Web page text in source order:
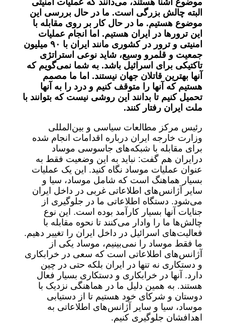
موضوع آشنا هستند، می‌دانند که عملیات امنیتی
البته چالش بزرگی است. ما در حال بررسی این
موضوع هستیم. ما در حال کار بر روی مقابله با
این ترور‌ها در ایران هستیم. اما انجام عملیات
امنیتی و ترور در کشوری مانند ایران با ۹۰ میلیون
جمعیت و قلمرو وسیع، شاید نوعی استراتژی
تاکتیکی برای اسرائیل باشد. به شما نمی‌گویم که
آنها بهترین قاتلان جهان نیستند. اما ما مصمم
هستیم که آنها را متوقف کنیم و درد را به آنها
تحمیل کنیم تا بدانند این روشی نیست که بتوانند با
ملت ایران رفتار کنند.
رئیس مرکز مطالعات سیاسی و بین‌المللی
وزارت خارجه ایران درباره اقدامات انجام شده
برای مقابله با شبکه‌های جاسوسی موساد
درایران هم گفت: نباید به این وضعیت فقط به
عنوان عملیات موساد نگاه کنید. این یک عملیات
بسیار هماهنگ است که شامل موساد، سیا و
سایر آژانس‌های اطلاعاتی غربی در داخل ایران
می‌شود. دستگاه اطلاعاتی ما در جلوگیری از
جنایات آنها بسیار کارآمد بوده است. این نوع
چالش‌ها ما را وادار می‌کنند تا نحوه مقابله با
فعالیت‌های اسرائیل در داخل ایران را تغییر دهیم.
ما فقط موساد را نمی‌بینیم، موساد یکی از
آژانس‌های اطلاعاتی است که سعی در خرابکاری
و دستکاری نه تنها در ایران بلکه حتی در چین
دارد. آنها در خرابکاری و دستکاری بسیار فعال
هستند. به همین دلیل ما در هماهنگی نزدیک با
دوستان و شرکای خود هستیم تا از دستیابی
موساد، سیا و سایر آژانس‌های اطلاعاتی به
اهدافشان جلوگیری کنیم.